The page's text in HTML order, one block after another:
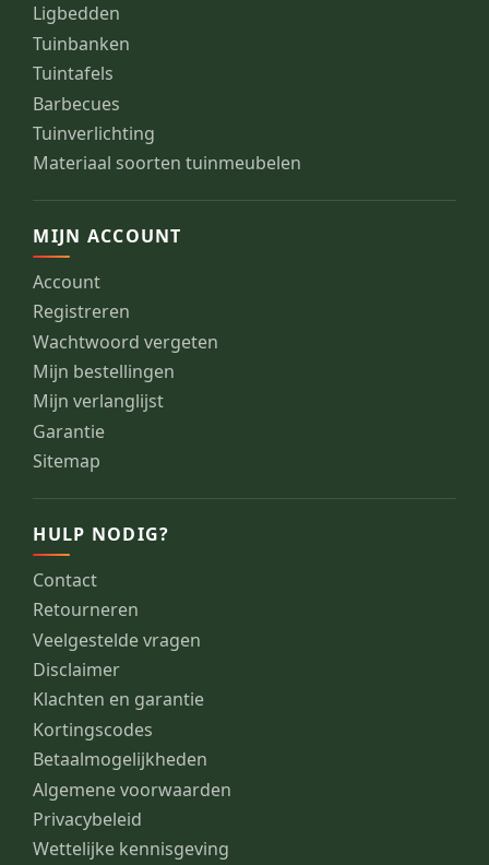
Ligbedden
Tuinbanken
Tuintafels
Barbecues
Tuinverlichting
Materiaal soorten tuinmeubelen
MIJN ACCOUNT
Account
Registreren
Wachtwoord vergeten
Mijn bestellingen
Mijn verlanglijst
Garantie
Sitemap
HULP NODIG?
Contact
Retourneren
Veelgestelde vragen
Disclaimer
Klachten en garantie
Kortingscodes
Betaalmogelijkheden
Algemene voorwaarden
Privacybeleid
Wettelijke kennisgeving